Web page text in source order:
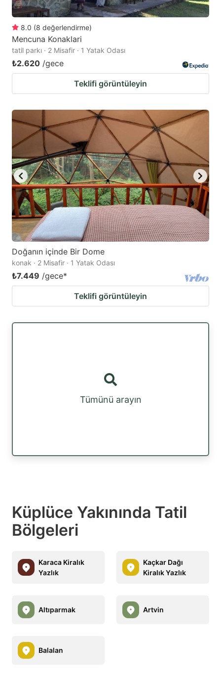
8.0 (8 değerlendirme)
Mencuna Konaklari
tatil parkı · 2 Misafir · 1 Yatak Odası
₺2.620 /gece
Teklifi görüntüleyin
Doğanın içinde Bir Dome
konak · 2 Misafir · 1 Yatak Odası
₺7.449 /gece*
Teklifi görüntüleyin
Tümünü arayın
Küplüce Yakınında Tatil
Bölgeleri
Karaca Kiralık
Yazlık
Kaçkar Dağı
Kiralık Yazlık
Altıparmak Artvin
Balalan